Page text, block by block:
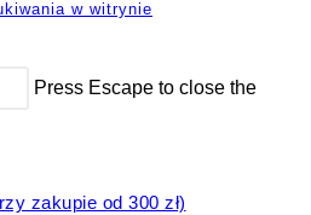
w witrynie
Press Escape to close the
zakupie od 300 zł)